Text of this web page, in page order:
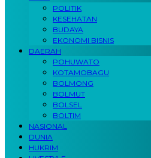
POLITIK
KESEHATAN
BUDAYA
EKONOMI BISNIS
DAERAH
POHUWATO
KOTAMOBAGU
BOLMONG
BOLMUT
BOLSEL
BOLTIM
NASIONAL
DUNIA
HUKRIM